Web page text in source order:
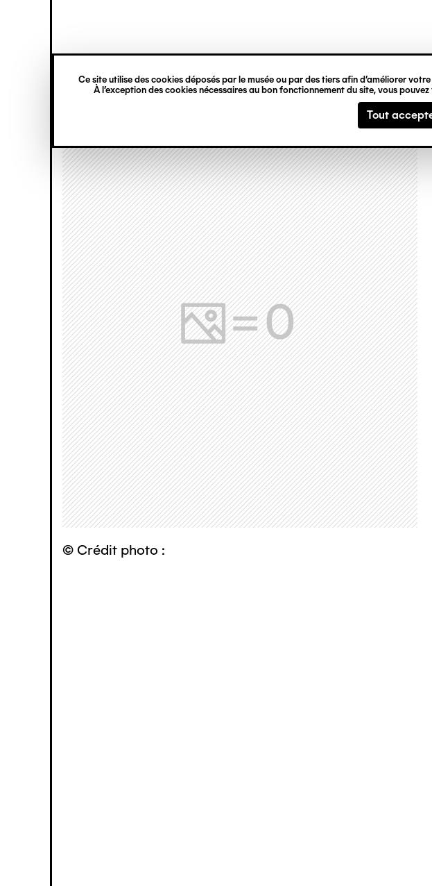
Ce site utilise des cookies déposés par le musée ou par des tiers afin d’améliorer
À l’exception des cookies nécessaires au bon fonctionnement du site, vous
Tout
principal
verticale
© Crédit photo :